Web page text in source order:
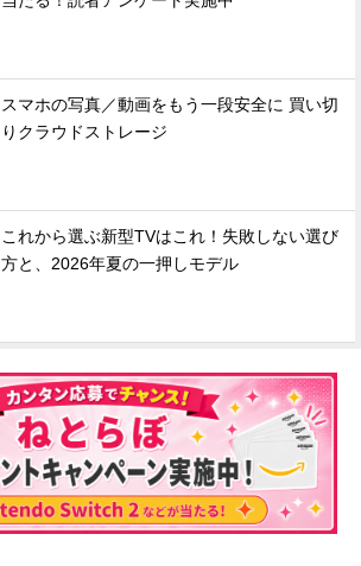
スマホの写真／動画をもう一段安全に 買い切
りクラウドストレージ
これから選ぶ新型TVはこれ！失敗しない選び
方と、2026年夏の一押しモデル